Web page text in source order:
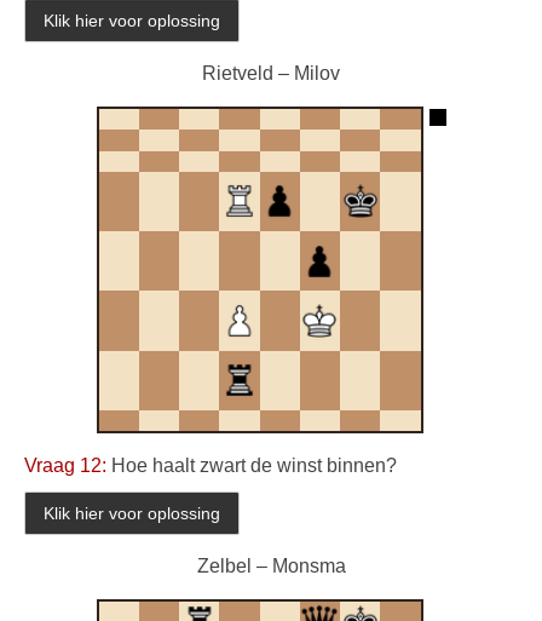
Rietveld – Milov
Vraag 12: Hoe haalt zwart de winst binnen?
Zelbel – Monsma